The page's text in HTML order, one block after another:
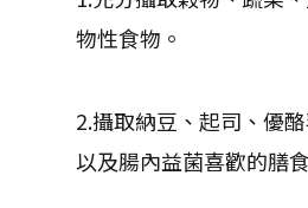
物性食物。
2.攝取納豆、起司、優
以及腸內益菌喜歡的膳